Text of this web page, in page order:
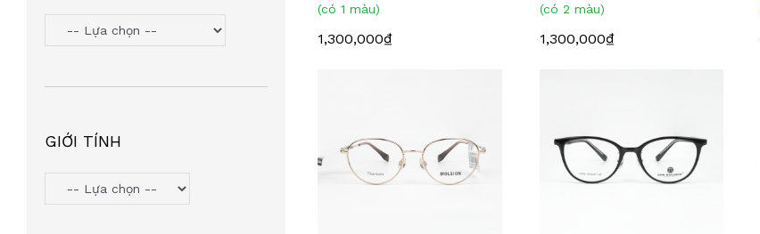
GIỚI TÍNH
(có 1 màu)
1,300,000₫
(có 2 màu)
1,300,000₫